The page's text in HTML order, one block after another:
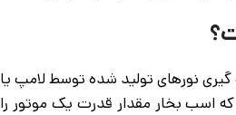
گیری نور‌های تولید شده توسط لامپ یا
اسب بخار مقدار قدرت یک موتور را